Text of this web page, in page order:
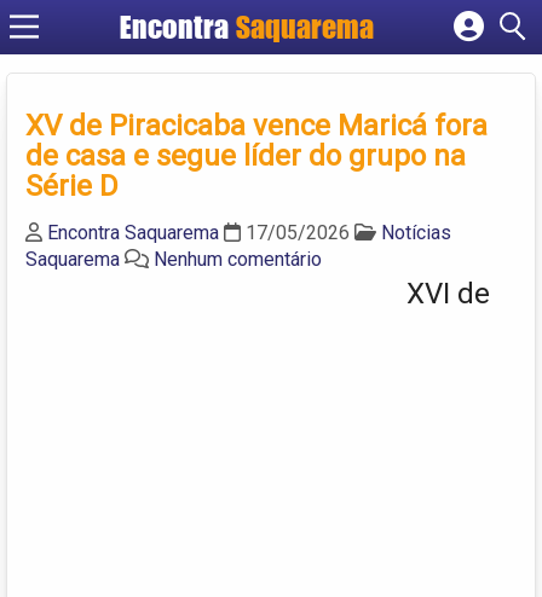
Encontra Saquarema
Cadastrar empresa
Criar conta
XV de Piracicaba vence Maricá fora
de casa e segue líder do grupo na
Série D
Encontra Saquarema 17/05/2026
Notícias
Saquarema
Nenhum comentário
XVI de